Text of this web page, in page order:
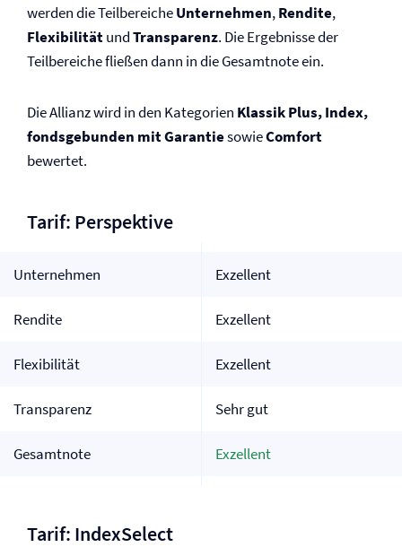
werden die TeilbereicheUnternehmen,Rendite,
FlexibilitätundTransparenz. Die Ergebnisse der
Teilbereiche fließen dann in die Gesamtnote ein.
Die Allianz wird in den Kategorien Klassik Plus, Index,
fondsgebunden mit GarantiesowieComfort
bewertet.
Tarif: Perspektive
Unternehmen Exzellent
Rendite Exzellent
Flexibilität Exzellent
Transparenz Sehr gut
Gesamtnote Exzellent
Tarif: IndexSelect